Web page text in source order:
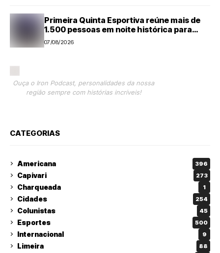
Primeira Quinta Esportiva reúne mais de
1.500 pessoas em noite histórica para
Capivari
07/08/2026
Ouça o Iron Podcast, personalidades da nossa
região sempre com histórias incríveis!
CATEGORIAS
Americana 396
Capivari 273
Charqueada 1
Cidades 254
Colunistas 45
Esportes 500
Internacional 9
Limeira 88